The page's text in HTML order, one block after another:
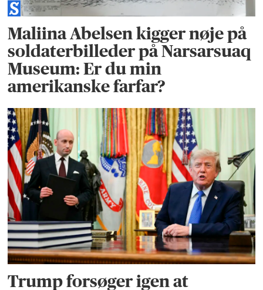
Maliina Abelsen kigger nøje på
soldaterbilleder på Narsarsuaq
Museum: Er du min
amerikanske farfar?
Trump forsøger igen at